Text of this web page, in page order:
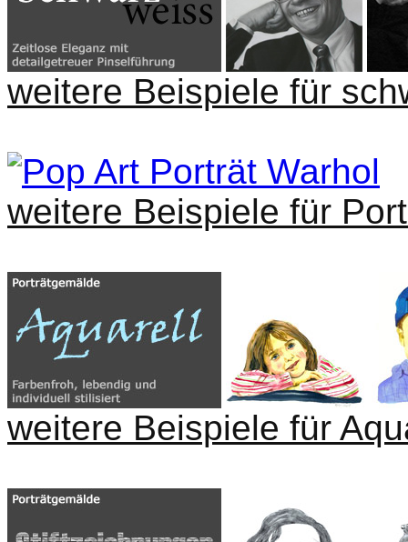
weitere Beispiele für
weitere Beispiele für
weitere Beispiele für